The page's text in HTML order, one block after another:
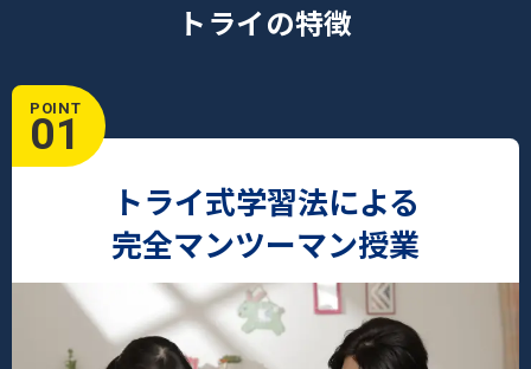
トライの特徴
POINT
01
トライ式学習法による
完全マンツーマン授業